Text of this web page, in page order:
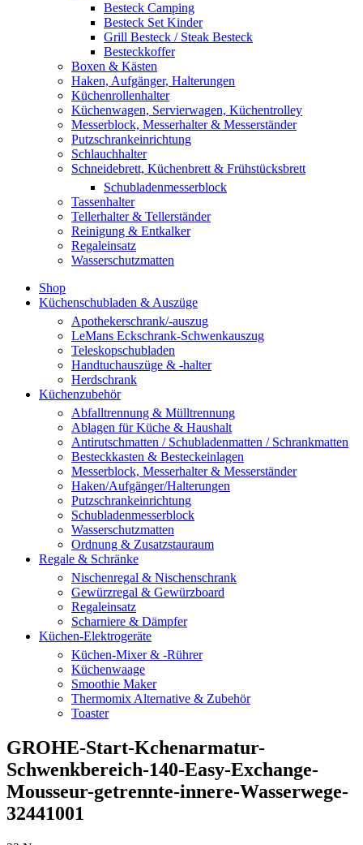
Besteck Camping
Besteck Set Kinder
Grill Besteck / Steak Besteck
Besteckkoffer
Boxen & Kästen
Haken, Aufgänger, Halterungen
Küchenrollenhalter
Küchenwagen, Servierwagen, Küchentrolley
Messerblock, Messerhalter & Messerständer
Putzschrankeinrichtung
Schlauchhalter
Schneidebrett, Küchenbrett & Frühstücksbrett
Schubladenmesserblock
Tassenhalter
Tellerhalter & Tellerständer
Reinigung & Entkalker
Regaleinsatz
Wasserschutzmatten
Shop
Küchenschubladen & Auszüge
Apothekerschrank/-auszug
LeMans Eckschrank-Schwenkauszug
Teleskopschubladen
Handtuchauszüge & -halter
Herdschrank
Küchenzubehör
Abfalltrennung & Mülltrennung
Ablagen für Küche & Haushalt
Antirutschmatten / Schubladenmatten / Schrankmatten
Besteckkasten & Besteckeinlagen
Messerblock, Messerhalter & Messerständer
Haken/Aufgänger/Halterungen
Putzschrankeinrichtung
Schubladenmesserblock
Wasserschutzmatten
Ordnung & Zusatzstauraum
Regale & Schränke
Nischenregal & Nischenschrank
Gewürzregal & Gewürzboard
Regaleinsatz
Scharniere & Dämpfer
Küchen-Elektrogeräte
Küchen-Mixer & -Rührer
Küchenwaage
Smoothie Maker
Thermomix Alternative & Zubehör
Toaster
GROHE-Start-Kchenarmatur-
Schwenkbereich-140-Easy-Exchange-
Mousseur-getrennte-innere-Wasserwege-
32441001